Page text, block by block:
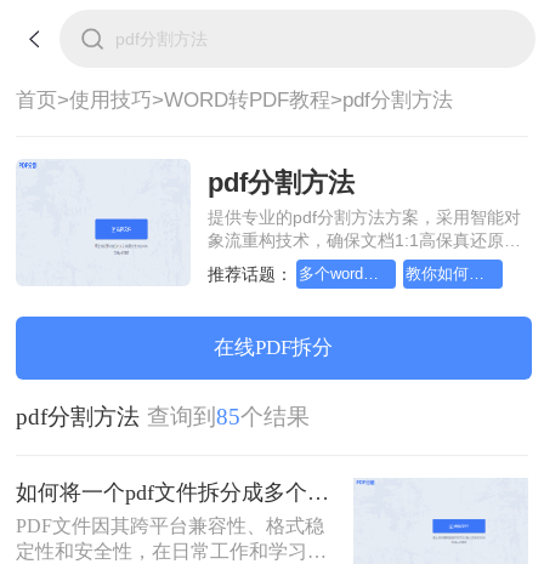
首页>使用技巧>WORD转PDF教程>pdf分割方法
pdf分割方法
提供专业的pdf分割方法方案，采用智能对
象流重构技术，确保文档1:1高保真还原且
排版不乱码。支持一键批量处理，全链路
SSL 加密保障隐私安全。助您快速实现pdf
推荐话题： 多个word文件如何转一个pdf格式 教你如何将word文档转pdf文件
在线PDF拆分
pdf分割方法 查询到85个结果
如何将一个pdf文件拆分成多个？教你2招拆分pdf！
PDF文件因其跨平台兼容性、格式稳
定性和安全性，在日常工作和学习中